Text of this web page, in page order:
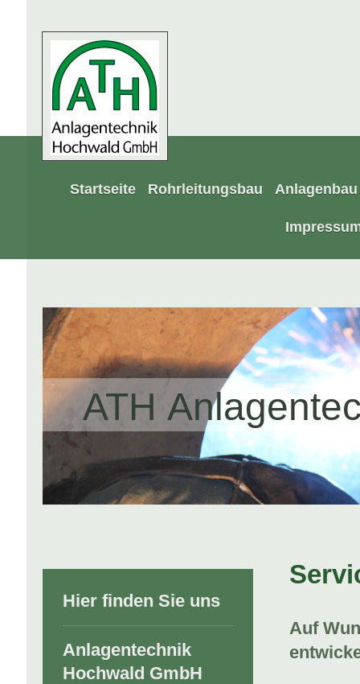
Startseite Rohrleitungsbau Anlagenbau
ATH
Auf
Hier finden Sie uns
Anlagentechnik
Hochwald GmbH